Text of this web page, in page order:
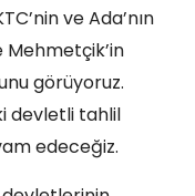
ve Ada’nın
Mehmetçik’in
görüyoruz.
devletli tahlil
edeceğiz.